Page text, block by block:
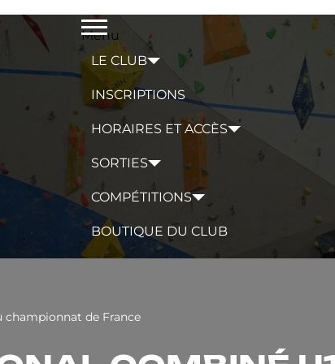
Menu
LE CLUB
INSCRIPTIONS
HORAIRES ET ACCÈS
SORTIES
COMPÉTITIONS
BOUTIQUE DU CLUB
championnat de France